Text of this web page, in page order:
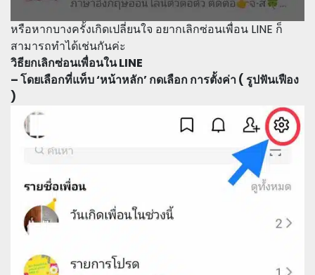
หรือหากบางครั้งเกิดเปลี่ยนใจ อยากเลิกซ่อนเพื่อน LINE ก็
สามารถทำได้เช่นกันค่ะ
วิธียกเลิกซ่อนเพื่อนใน LINE
– โดยเลือกที่แท็บ ‘หน้าหลัก’ กดเลือก การตั้งค่า ( รูปฟันเฟือง
)